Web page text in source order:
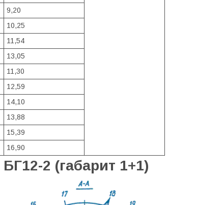
9,20
10,25
11,54
13,05
11,30
12,59
14,10
13,88
15,39
16,90
БГ12-2 (габарит 1+1)